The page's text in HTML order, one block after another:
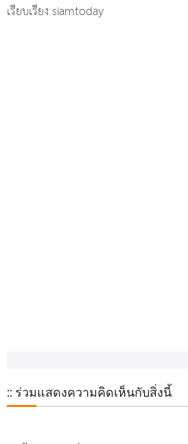
เรียบเรียง siamtoday
:: ร่วมแสดงความคิดเห็นกับสิ่งนี้